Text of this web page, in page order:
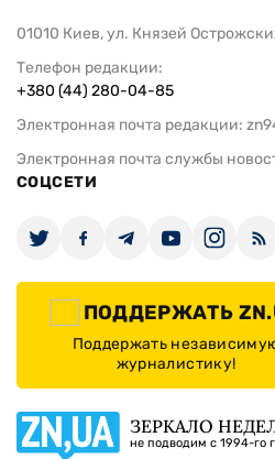
01010 Киев, ул. Князей
Телефон редакции:
+380 (44) 280-04-85
Электронная почта редакции:
Электронная почта службы
СОЦСЕТИ
ПОДДЕРЖАТЬ
Поддержать
журналистику!
ЗЕРКАЛО
не подводим с 1994-го